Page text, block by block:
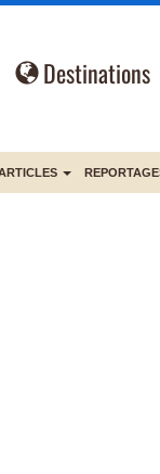
Destinations